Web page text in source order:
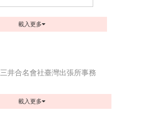
載入更多
三井合名會社臺灣出張所事務
載入更多